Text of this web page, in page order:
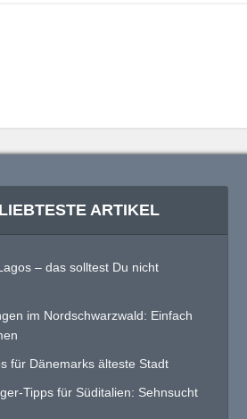
ARTIKEL
– das solltest Du nicht
im Nordschwarzwald: Einfach
für Dänemarks älteste Stadt
Tipps für Süditalien: Sehnsucht